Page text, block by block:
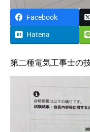
Facebook
Hatena
第二種電気工事士の